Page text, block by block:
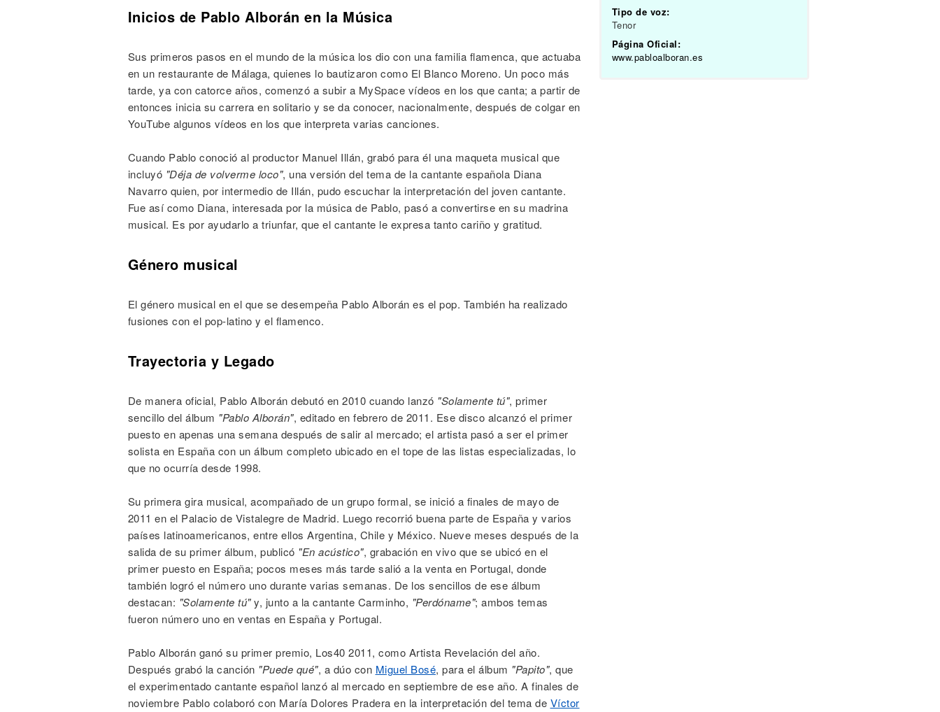
Inicios de Pablo Alborán en la Música
Sus primeros pasos en el mundo de la música los dio con una familia flamenca, que actuaba
en un restaurante de Málaga, quienes lo bautizaron como El Blanco Moreno. Un poco más
tarde, ya con catorce años, comenzó a subir a MySpace vídeos en los que canta; a partir de
entonces inicia su carrera en solitario y se da conocer, nacionalmente, después de colgar en
YouTube algunos vídeos en los que interpreta varias canciones.
Cuando Pablo conoció al productor Manuel Illán, grabó para él una maqueta musical que
incluyó "Déja de volverme loco", una versión del tema de la cantante española Diana
Navarro quien, por intermedio de Illán, pudo escuchar la interpretación del joven cantante.
Fue así como Diana, interesada por la música de Pablo, pasó a convertirse en su madrina
musical. Es por ayudarlo a triunfar, que el cantante le expresa tanto cariño y gratitud.
Género musical
El género musical en el que se desempeña Pablo Alborán es el pop. También ha realizado
fusiones con el pop-latino y el flamenco.
Trayectoria y Legado
De manera oficial, Pablo Alborán debutó en 2010 cuando lanzó "Solamente tú", primer
sencillo del álbum "Pablo Alborán", editado en febrero de 2011. Ese disco alcanzó el primer
puesto en apenas una semana después de salir al mercado; el artista pasó a ser el primer
solista en España con un álbum completo ubicado en el tope de las listas especializadas, lo
que no ocurría desde 1998.
Su primera gira musical, acompañado de un grupo formal, se inició a finales de mayo de
2011 en el Palacio de Vistalegre de Madrid. Luego recorrió buena parte de España y varios
países latinoamericanos, entre ellos Argentina, Chile y México. Nueve meses después de la
salida de su primer álbum, publicó "En acústico", grabación en vivo que se ubicó en el
primer puesto en España; pocos meses más tarde salió a la venta en Portugal, donde
también logró el número uno durante varias semanas. De los sencillos de ese álbum
destacan: "Solamente tú"y, junto a la cantante Carminho, "Perdóname"; ambos temas
fueron número uno en ventas en España y Portugal.
Pablo Alborán ganó su primer premio, Los40 2011, como Artista Revelación del año.
Después grabó la canción "Puede qué", a dúo con Miguel Bosé, para el álbum "Papito", que
el experimentado cantante español lanzó al mercado en septiembre de ese año. A finales de
noviembre Pablo colaboró con María Dolores Pradera en la interpretación del tema de Víctor
Tipo de voz:
Tenor
Página Oficial:
www.pabloalboran.es